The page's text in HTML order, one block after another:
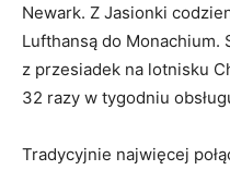
Newark. Z Jasionki
Lufthansą do
z przesiadek na lotnisku
32 razy w tygodniu
Tradycyjnie najwięcej